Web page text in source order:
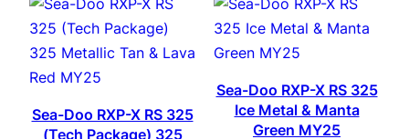
Sea-Doo RXP-X RS 325
(Tech Package) 325
Sea-Doo RXP-X RS 325
Ice Metal & Manta
Green MY25